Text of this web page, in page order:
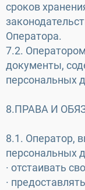
сроков
Оператора.
7.2.
документы,
персональных
8.ПРАВА И
8.1. Оператор,
персональных
· отстаивать
·